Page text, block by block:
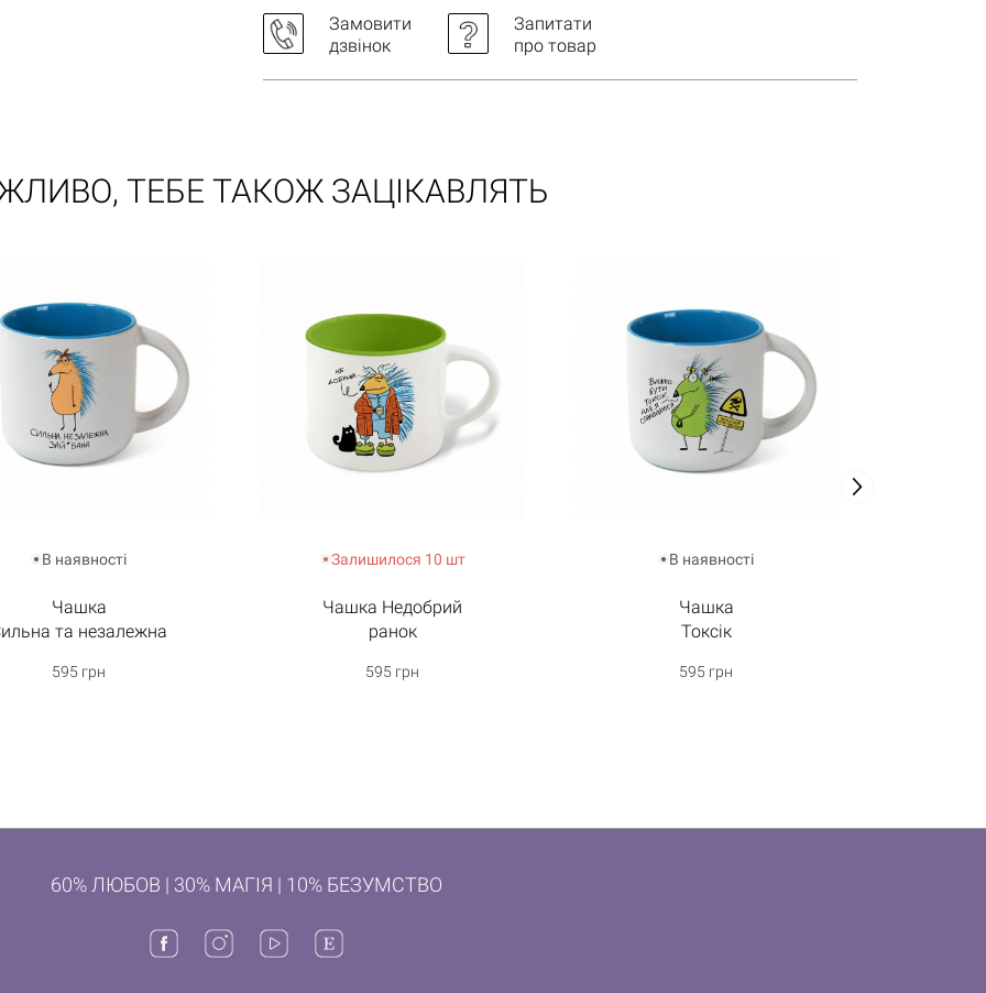
Замовити
дзвінок
Запитати
про товар
ТЕБЕ ТАКОЖ ЗАЦІКАВЛЯТЬ
В наявності
Чашка
та незалежна
595 грн
Залишилося 10 шт
Чашка Недобрий
ранок
595 грн
В наявності
Чашка
Токсік
595 грн
60% ЛЮБОВ | 30% МАГІЯ | 10% БЕЗУМСТВО